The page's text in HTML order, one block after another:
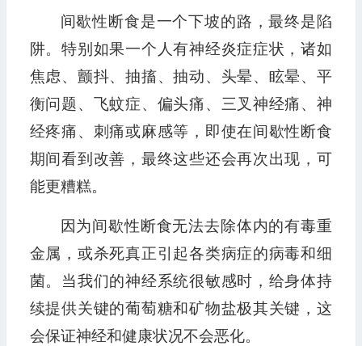
间歇性断食是一个下坡的路，最终是陷
阱。特别如果一个人有神经炎症症状，诸如
焦虑、颤抖、抽搐、抽动、头晕、眩晕、平
衡问题、飞蚊症、偏头痛、三叉神经痛、神
经疼痛、刺痛或麻感等，即使在间歇性断食
期间看到改善，最终这些还会再次出现，可
能更糟糕。
因为间歇性断食无法去除体内的有毒重
金属，或杀死真正引起各类病症的病毒和细
菌。当我们的神经系统很敏感时，给身体持
续提供关键的葡萄糖和矿物盐极其关键，这
会保证神经和健康状况不会恶化。